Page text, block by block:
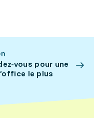
vous pour une
le plus